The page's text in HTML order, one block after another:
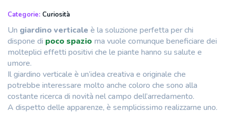
Categorie: Curiosità
Un giardino verticale è la soluzione perfetta per chi
dispone di poco spazio ma vuole comunque beneficiare dei
molteplici effetti positivi che le piante hanno su salute e
umore.
Il giardino verticale è un’idea creativa e originale che
potrebbe interessare molto anche coloro che sono alla
costante ricerca di novità nel campo dell’arredamento.
A dispetto delle apparenze, è semplicissimo realizzarne uno.